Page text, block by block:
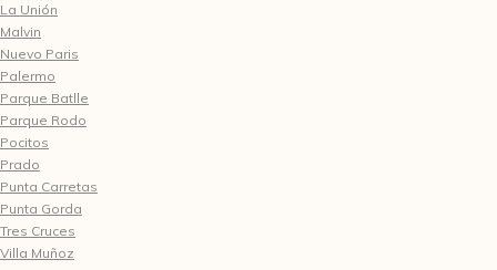
La Unión
Malvin
Nuevo Paris
Palermo
Parque Batlle
Parque Rodo
Pocitos
Prado
Punta Carretas
Punta Gorda
Tres Cruces
Villa Muñoz